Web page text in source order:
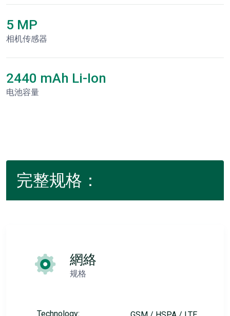
5 MP
相机传感器
2440 mAh Li-Ion
电池容量
完整规格：
網絡
规格
Technology: